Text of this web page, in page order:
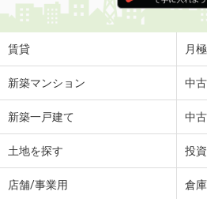
賃貸 月
新築マンション 中
新築一戸建て 中
土地を探す 投
店舗/事業用 倉